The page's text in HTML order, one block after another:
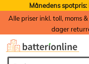
Månedens
Alle priser inkl. toll, moms
dager